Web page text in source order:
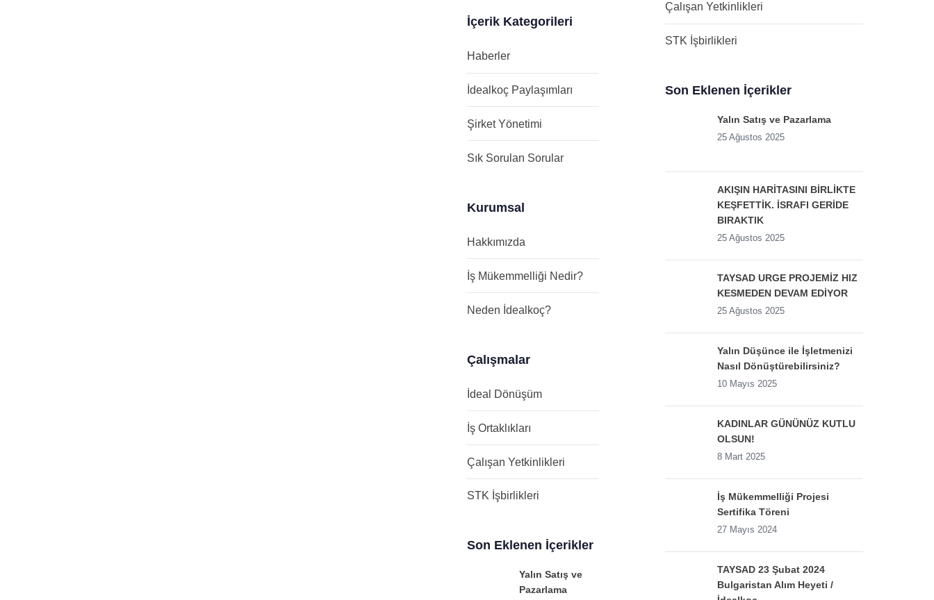
İçerik Kategorileri
Haberler
İdealkoç Paylaşımları
Şirket Yönetimi
Sık Sorulan Sorular
Kurumsal
Hakkımızda
İş Mükemmelliği Nedir?
Neden İdealkoç?
Çalışmalar
İdeal Dönüşüm
İş Ortaklıkları
Çalışan Yetkinlikleri
STK İşbirlikleri
Son Eklenen İçerikler
Yalın Satış ve
Pazarlama
Çalışan Yetkinlikleri
STK İşbirlikleri
Son Eklenen İçerikler
Yalın Satış ve Pazarlama
25 Ağustos 2025
AKIŞIN HARİTASINI BİRLİKTE
KEŞFETTİK. İSRAFI GERİDE
BIRAKTIK
25 Ağustos 2025
TAYSAD URGE PROJEMİZ HIZ
KESMEDEN DEVAM EDİYOR
25 Ağustos 2025
Yalın Düşünce ile İşletmenizi
Nasıl Dönüştürebilirsiniz?
10 Mayıs 2025
KADINLAR GÜNÜNÜZ KUTLU
OLSUN!
8 Mart 2025
İş Mükemmelliği Projesi
Sertifika Töreni
27 Mayıs 2024
TAYSAD 23 Şubat 2024
Bulgaristan Alım Heyeti /